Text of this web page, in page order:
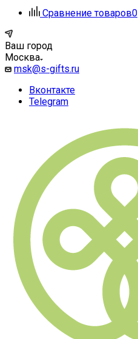
Сравнение товаров0
Ваш город
Москва
msk@s-gifts.ru
Вконтакте
Telegram